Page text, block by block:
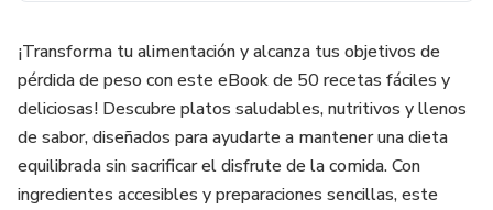
¡Transforma tu alimentación y alcanza tus objetivos de
pérdida de peso con este eBook de 50 recetas fáciles y
deliciosas! Descubre platos saludables, nutritivos y llenos
de sabor, diseñados para ayudarte a mantener una dieta
equilibrada sin sacrificar el disfrute de la comida. Con
ingredientes accesibles y preparaciones sencillas, este